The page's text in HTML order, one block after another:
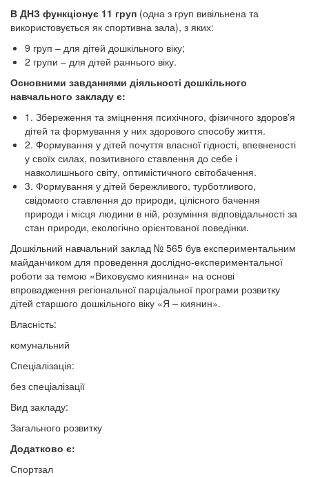
В ДНЗ функціонує 11 груп (одна з груп вивільнена та
використовується як спортивна зала), з яких:
9 груп – для дітей дошкільного віку;
2 групи – для дітей раннього віку.
Основними завданнями діяльності дошкільного
навчального закладу є:
1. Збереження та зміцнення психічного, фізичного здоров'я
дітей та формування у них здорового способу життя.
2. Формування у дітей почуття власної гідності, впевненості
у своїх силах, позитивного ставлення до себе і
навколишнього світу, оптимістичного світобачення.
3. Формування у дітей бережливого, турботливого,
свідомого ставлення до природи, цілісного бачення
природи і місця людини в ній, розуміння відповідальності за
стан природи, екологічно орієнтованої поведінки.
Дошкільний навчальний заклад № 565 був експериментальним
майданчиком для проведення дослідно-експериментальної
роботи за темою «Виховуємо киянина» на основі
впровадження регіональної парціальної програми розвитку
дітей старшого дошкільного віку «Я – киянин».
Власність:
комунальний
Спеціалізація:
без спеціалізації
Вид закладу:
Загального розвитку
Додатково є:
Спортзал